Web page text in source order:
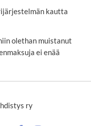
kautta
olethan muistanut
ei enää
ry